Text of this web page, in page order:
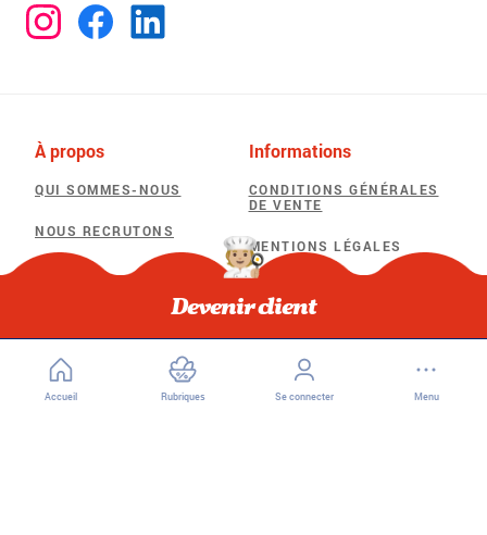
Devenir client
À propos
QUI SOMMES-NOUS
NOUS RECRUTONS
F.A.Q
Informations
CONDITIONS GÉNÉRALES
DE VENTE
MENTIONS LÉGALES
CONFIDENTIALITÉ
POLITIQUE D’UTILISATION
DES COOKIES
Accueil Rubriques Se connecter Menu